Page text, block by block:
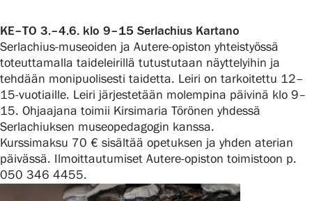
KE–TO 3.–4.6. klo 9–15 Serlachius Kartano
Serlachius-museoiden ja Autere-opiston yhteistyössä
toteuttamalla taideleirillä tutustutaan näyttelyihin ja
tehdään monipuolisesti taidetta. Leiri on tarkoitettu 12–
15-vuotiaille. Leiri järjestetään molempina päivinä klo 9–
15. Ohjaajana toimii Kirsimaria Törönen yhdessä
Serlachiuksen museopedagogin kanssa.
Kurssimaksu 70 € sisältää opetuksen ja yhden aterian
päivässä. Ilmoittautumiset Autere-opiston toimistoon p.
050 346 4455.